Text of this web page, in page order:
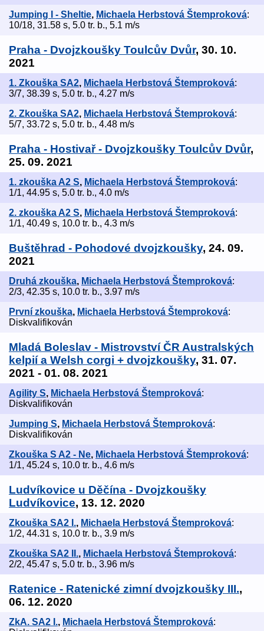
Jumping I - Sheltie, Michaela Herbstová Štemproková:
10/18, 31.58 s, 5.0 tr. b., 5.1 m/s
Praha - Dvojzkoušky Toulcův Dvůr, 30. 10.
2021
1. Zkouška SA2, Michaela Herbstová Štemproková:
3/7, 38.39 s, 5.0 tr. b., 4.27 m/s
2. Zkouška SA2, Michaela Herbstová Štemproková:
5/7, 33.72 s, 5.0 tr. b., 4.48 m/s
Praha - Hostivař - Dvojzkoušky Toulcův Dvůr,
25. 09. 2021
1. zkouška A2 S, Michaela Herbstová Štemproková:
1/1, 44.95 s, 5.0 tr. b., 4.0 m/s
2. zkouška A2 S, Michaela Herbstová Štemproková:
1/1, 40.49 s, 10.0 tr. b., 4.3 m/s
Buštěhrad - Pohodové dvojzkoušky, 24. 09.
2021
Druhá zkouška, Michaela Herbstová Štemproková:
2/3, 42.35 s, 10.0 tr. b., 3.97 m/s
První zkouška, Michaela Herbstová Štemproková:
Diskvalifikován
Mladá Boleslav - Mistrovství ČR Australských
kelpií a Welsh corgi + dvojzkoušky, 31. 07.
2021 - 01. 08. 2021
Agility S, Michaela Herbstová Štemproková:
Diskvalifikován
Jumping S, Michaela Herbstová Štemproková:
Diskvalifikován
Zkouška S A2 - Ne, Michaela Herbstová Štemproková:
1/1, 45.24 s, 10.0 tr. b., 4.6 m/s
Ludvíkovice u Děčína - Dvojzkoušky
Ludvíkovice, 13. 12. 2020
Zkouška SA2 I., Michaela Herbstová Štemproková:
1/2, 44.31 s, 10.0 tr. b., 3.9 m/s
Zkouška SA2 II., Michaela Herbstová Štemproková:
2/2, 45.47 s, 5.0 tr. b., 3.96 m/s
Ratenice - Ratenické zimní dvojzkoušky III.,
06. 12. 2020
ZkA. SA2 I., Michaela Herbstová Štemproková: